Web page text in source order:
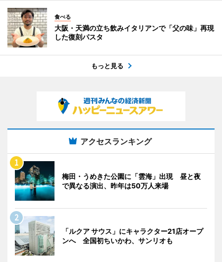
食べる
大阪・天満の立ち飲みイタリアンで「父の味」再現
した復刻パスタ
もっと見る
アクセスランキング
梅田・うめきた公園に「雲海」出現 昼と夜
で異なる演出、昨年は50万人来場
「ルクア サウス」にキャラクター21店オープ
ンへ 全国初ちいかわ、サンリオも